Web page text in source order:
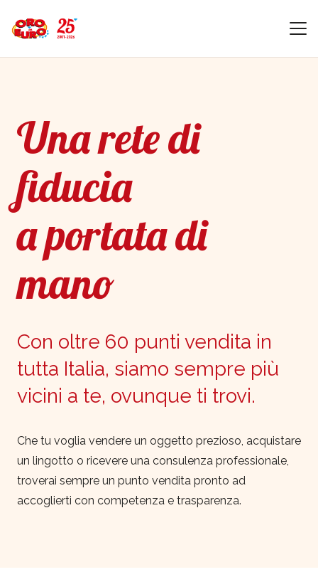
Una rete di
fiducia
a portata di
mano
Con oltre 60 punti vendita in
tutta Italia, siamo sempre più
vicini a te, ovunque ti trovi.
Che tu voglia vendere un oggetto prezioso, acquistare
un lingotto o ricevere una consulenza professionale,
troverai sempre un punto vendita pronto ad
accoglierti con competenza e trasparenza.